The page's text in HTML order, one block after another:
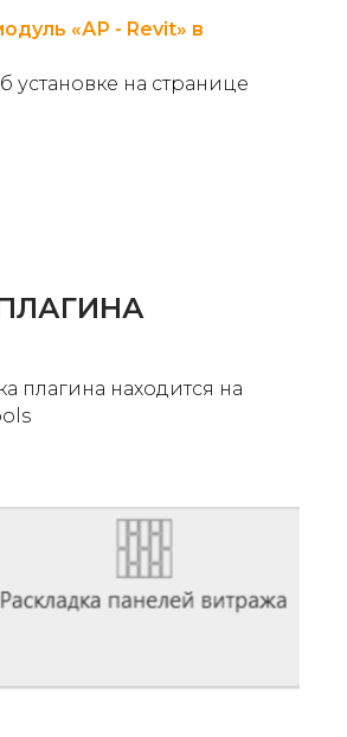
«АР - Revit» в
установке на странице
плагина находится на